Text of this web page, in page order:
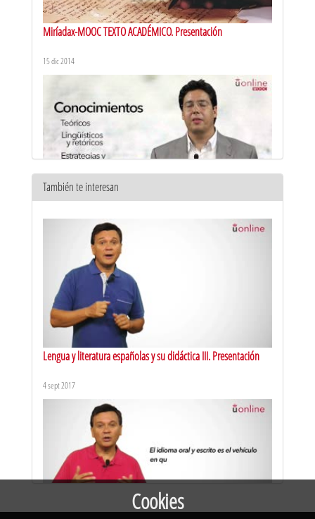
Miríadax-MOOC TEXTO ACADÉMICO. Presentación
15 dic 2014
proceso de producción
Miríadax-MOOC TEXTO ACADÉMICO. M1x01: introducción
También te interesan
Lengua y literatura españolas y su didáctica III. Presentación
4 sept 2017
Cookies